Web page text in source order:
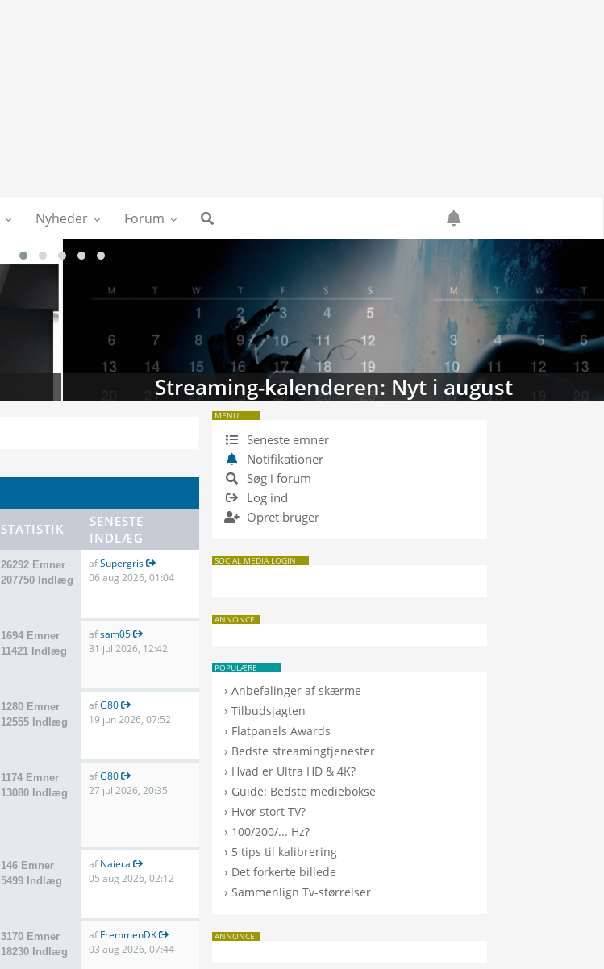
Nyheder Forum
TV-databasen: Sammenlign TV
STATISTIK
SENESTE
INDLÆG
26292 Emner
207750 Indlæg
afSupergris
06 aug 2026, 01:04
1694 Emner
11421 Indlæg
afsam05
31 jul 2026, 12:42
1280 Emner
12555 Indlæg
afG80
19 jun 2026, 07:52
1174 Emner
13080 Indlæg
afG80
27 jul 2026, 20:35
146 Emner
5499 Indlæg
afNaiera
05 aug 2026, 02:12
3170 Emner
18230 Indlæg
afFremmenDK
03 aug 2026, 07:44
MENU
Seneste emner
Notifikationer
Søg i forum
Log ind
Opret bruger
SOCIAL MEDIA LOGIN
ANNONCE
POPULÆRE
›Anbefalinger af skærme
›Tilbudsjagten
› Flatpanels Awards
› Bedste streamingtjenester
› Hvad er Ultra HD & 4K?
› Guide: Bedste mediebokse
› Hvor stort TV?
› 100/200/... Hz?
› 5 tips til kalibrering
› Det forkerte billede
›Sammenlign Tv-størrelser
ANNONCE